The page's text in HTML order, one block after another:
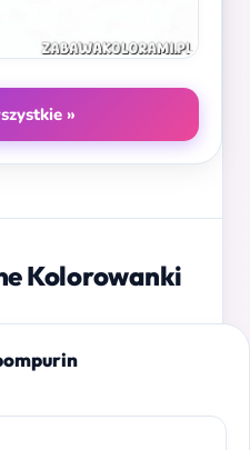
»
Kolorowanki